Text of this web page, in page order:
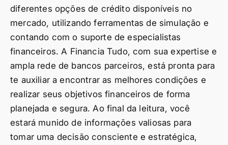
diferentes opções de crédito disponíveis no
mercado, utilizando ferramentas de simulação e
contando com o suporte de especialistas
financeiros. A Financia Tudo, com sua expertise e
ampla rede de bancos parceiros, está pronta para
te auxiliar a encontrar as melhores condições e
realizar seus objetivos financeiros de forma
planejada e segura. Ao final da leitura, você
estará munido de informações valiosas para
tomar uma decisão consciente e estratégica,